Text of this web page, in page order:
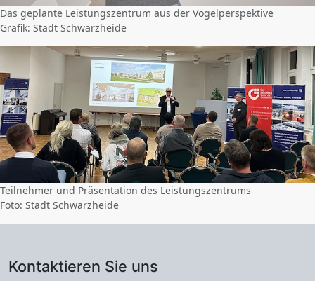
Das geplante Leistungszentrum aus der Vogelperspektive
Grafik: Stadt Schwarzheide
Teilnehmer und Präsentation des Leistungszentrums
Foto: Stadt Schwarzheide
Kontaktieren Sie uns